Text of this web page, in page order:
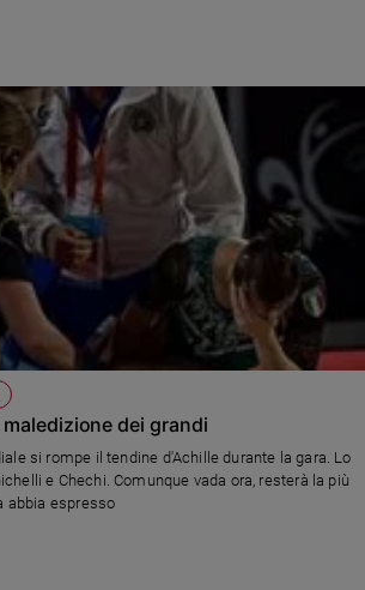
sui social. E' l'amara riflessione di Alberto
maledizione dei grandi
si rompe il tendine d'Achille durante la gara. Lo
e Chechi. Comunque vada ora, resterà la più
abbia espresso